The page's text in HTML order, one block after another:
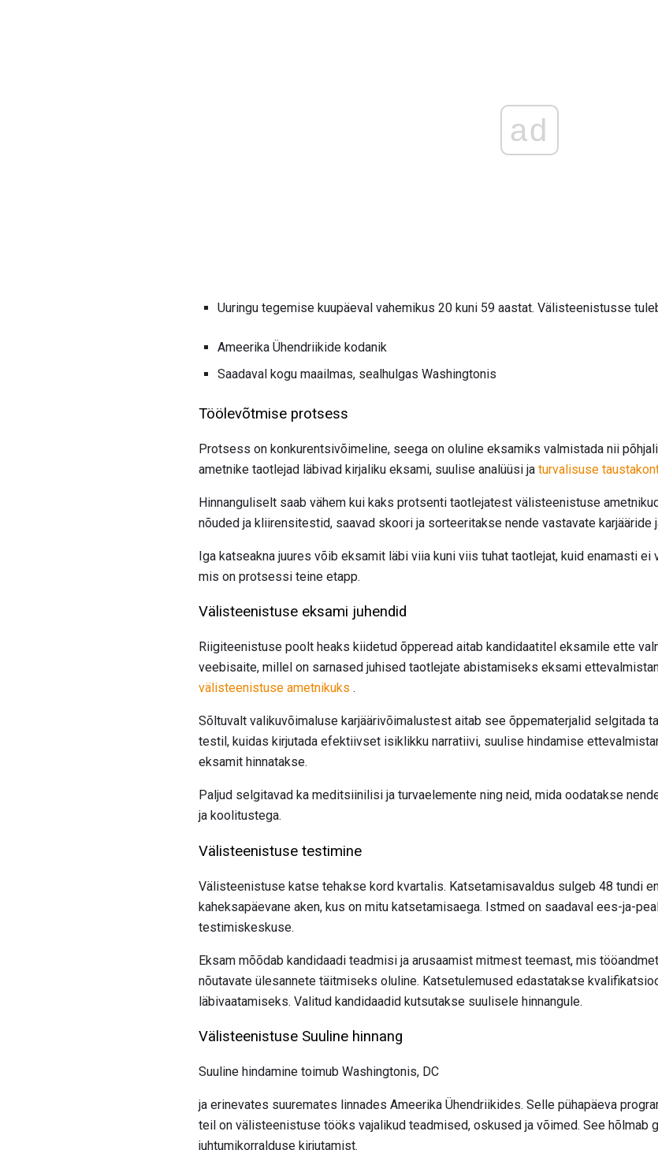
ad
Uuringu tegemise kuupäeval vahemikus 20 kuni 59 aastat. Välisteenistusse
Ameerika Ühendriikide kodanik
Saadaval kogu maailmas, sealhulgas Washingtonis
Töölevõtmise protsess
Protsess on konkurentsivõimeline, seega on oluline eksamiks valmistada nii
ametnike taotlejad läbivad kirjaliku eksami, suulise analüüsi ja turvalisuse
Hinnanguliselt saab vähem kui kaks protsenti taotlejatest välisteenistuse
nõuded ja kliirensitestid, saavad skoori ja sorteeritakse nende vastavate karjääride
Iga katseakna juures võib eksamit läbi viia kuni viis tuhat taotlejat, kuid enamasti
mis on protsessi teine ​​etapp.
Välisteenistuse eksami juhendid
Riigiteenistuse poolt heaks kiidetud õpperead aitab kandidaatitel eksamile ette
veebisaite, millel on sarnased juhised taotlejate abistamiseks eksami
välisteenistuse ametnikuks .
Sõltuvalt valikuvõimaluse karjäärivõimalustest aitab see õppematerjalid selgitada
testil, kuidas kirjutada efektiivset isiklikku narratiivi, suulise hindamise
eksamit hinnatakse.
Paljud selgitavad ka meditsiinilisi ja turvaelemente ning neid, mida oodatakse
ja koolitustega.
Välisteenistuse testimine
Välisteenistuse katse tehakse kord kvartalis. Katsetamisavaldus sulgeb 48 tundi
kaheksapäevane aken, kus on mitu katsetamisaega. Istmed on saadaval ees-ja-
testimiskeskuse.
Eksam mõõdab kandidaadi teadmisi ja arusaamist mitmest teemast, mis
nõutavate ülesannete täitmiseks oluline. Katsetulemused edastatakse
läbivaatamiseks. Valitud kandidaadid kutsutakse suulisele hinnangule.
Välisteenistuse Suuline hinnang
Suuline hindamine toimub Washingtonis, DC
ja erinevates suuremates linnades Ameerika Ühendriikides. Selle pühapäeva
teil on välisteenistuse tööks vajalikud teadmised, oskused ja võimed. See hõlmab
juhtumikorralduse kirjutamist.